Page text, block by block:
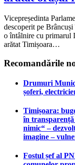
Vicepreședinta
descoperit pe
o întâlnire cu primarul
arătat Timișoara…
Recomandările
Drumuri
șoferi,
Timișoara:
în
nimic“ –
imagine –
Fostul șef al